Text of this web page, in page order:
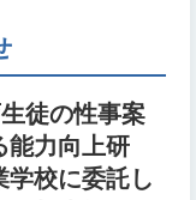
徒の性事案
能力向上研
学校に委託し